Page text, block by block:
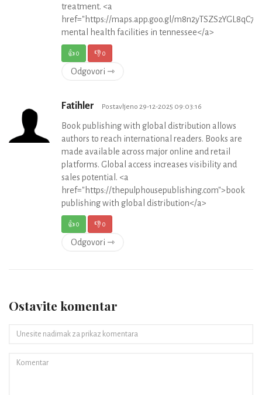
treatment. <a
href="https://maps.app.goo.gl/
mental health facilities in tennessee</a>
👍0 👎0
Odgovori ⇾
Fatihler Postavljeno 29-12-2025 09:03:16
Book publishing with global distribution allows
authors to reach international readers. Books are
made available across major online and retail
platforms. Global access increases visibility and
sales potential. <a
href="https://thepulphousepublishing.com">book
publishing with global distribution</a>
👍0 👎0
Odgovori ⇾
Ostavite komentar